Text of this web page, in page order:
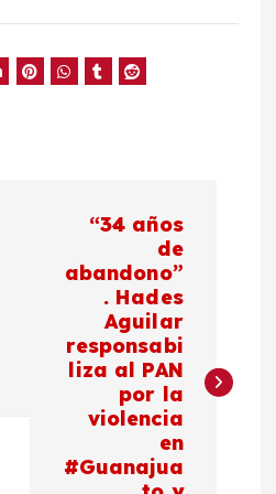
“34 años
de
abandono”
. Hades
Aguilar
responsabi
liza al PAN
por la
violencia
en
#Guanajua